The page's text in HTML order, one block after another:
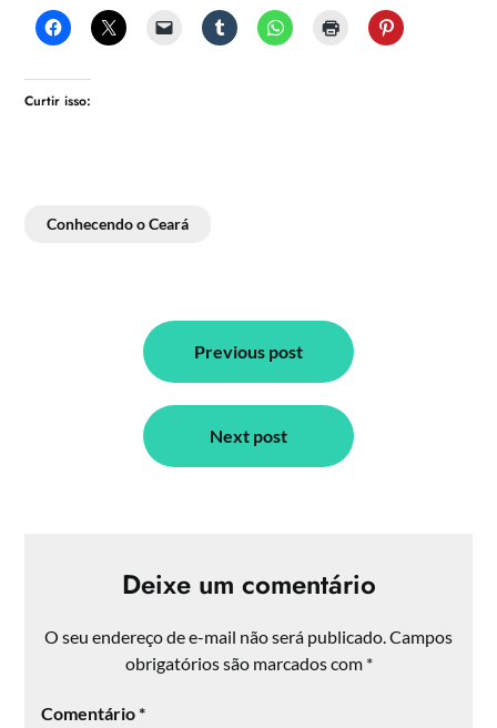
Curtir isso:
Conhecendo o Ceará
Navegação
Previous post
Next post
Deixe um comentário
O seu endereço de e-mail não será publicado.Campos
obrigatórios são marcados com *
Comentário*